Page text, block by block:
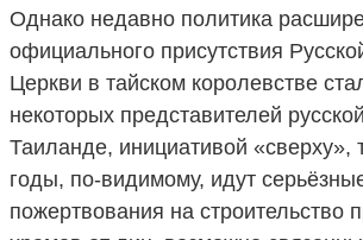
Однако недавно политика
официального присутствия
Церкви в тайском королевстве
некоторых представителей
Таиланде, инициативой «сверху»,
годы, по-видимому, идут
пожертвования на строительство